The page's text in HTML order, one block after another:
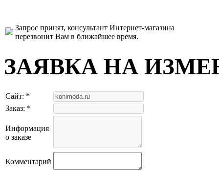
Запрос принят, консультант Интернет-магазина
перезвонит Вам в ближайшее время.
ЗАЯВКА НА
Сайт: *
Заказ: *
Информация
о заказе
Комментарий